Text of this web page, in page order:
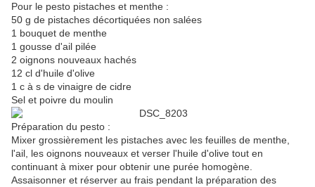
Pour le pesto pistaches et menthe :
50 g de pistaches décortiquées non salées
1 bouquet de menthe
1 gousse d'ail pilée
2 oignons nouveaux hachés
12 cl d'huile d'olive
1 c à s de vinaigre de cidre
Sel et poivre du moulin
Préparation du pesto :
Mixer grossièrement les pistaches avec les feuilles de menthe,
l'ail, les oignons nouveaux et verser l'huile d'olive tout en
continuant à mixer pour obtenir une purée homogène.
Assaisonner et réserver au frais pendant la préparation des